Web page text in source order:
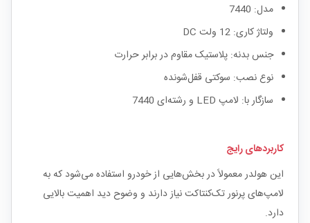
مدل: 7440
ولتاژ کاری: 12 ولت DC
جنس بدنه: پلاستیک مقاوم در برابر حرارت
نوع نصب: سوکتی قفل‌شونده
سازگار با: لامپ LED و رشته‌ای 7440
کاربردهای رایج
این هولدر معمولاً در بخش‌هایی از خودرو استفاده می‌شود که به
لامپ‌های پرنور تک‌کنتاکت نیاز دارند و وضوح دید اهمیت بالایی
دارد.